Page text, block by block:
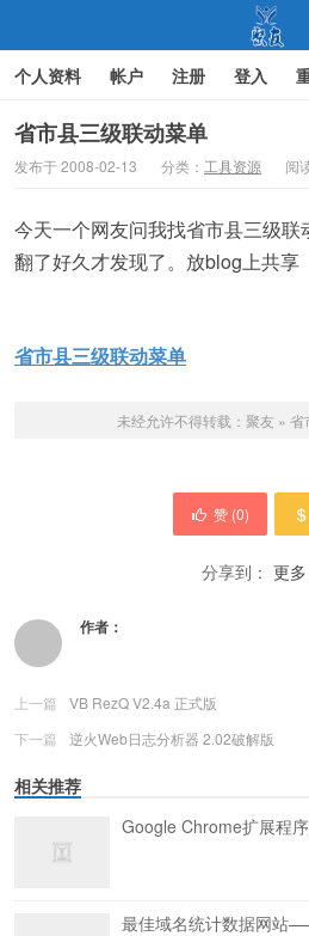
个人资料 帐户 注册 登入
省市县三级联动菜单
发布于 2008-02-13 分类： 工具资源 阅
今天一个网友问我找省市县三级
翻了好久才发现了。放blog上共享
省市县三级联动菜单
未经允许不得转载： 聚友 » 省
赞 (0)
分享到： 更多
作者：
上一篇
VB RezQ V2.4a 正式版
下一篇
逆火Web日志分析器 2.02破解版
相关推荐
Google Chrome扩展程
最佳域名统计数据网站